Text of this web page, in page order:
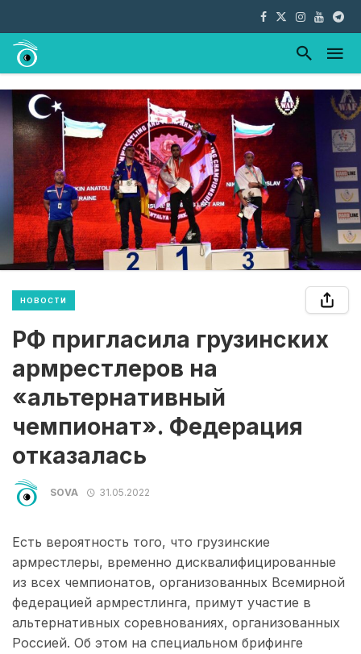
НОВОСТИ
РФ пригласила грузинских
армрестлеров на
«альтернативный
чемпионат». Федерация
отказалась
SOVA 31.05.2022
Есть вероятность того, что грузинские
армрестлеры, временно дисквалифицированные
из всех чемпионатов, организованных Всемирной
федерацией армрестлинга, примут участие в
альтернативных соревнованиях, организованных
Россией. Об этом на специальном брифинге